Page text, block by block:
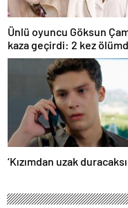
Ünlü oyuncu Göksun
kaza geçirdi: 2 kez
döndüm
‘Kızımdan uzak